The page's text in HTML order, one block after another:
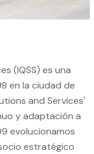
(IQSS) es una
en la ciudad de
and Services'
y adaptación a
evolucionamos
estratégico